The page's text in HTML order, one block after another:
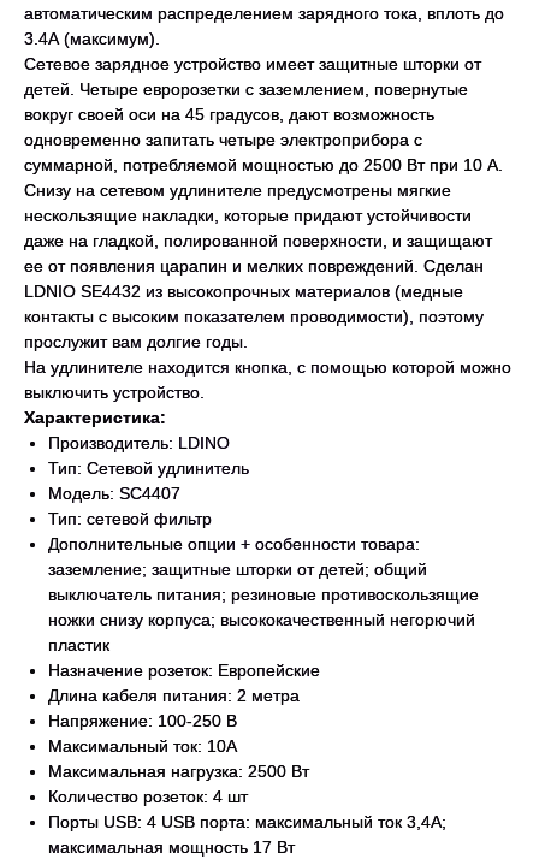
автоматическим распределением зарядного тока, вплоть до
3.4А (максимум).
Сетевое зарядное устройство имеет защитные шторки от
детей. Четыре евророзетки с заземлением, повернутые
вокруг своей оси на 45 градусов, дают возможность
одновременно запитать четыре электроприбора с
суммарной, потребляемой мощностью до 2500 Вт при 10 А.
Снизу на сетевом удлинителе предусмотрены мягкие
нескользящие накладки, которые придают устойчивости
даже на гладкой, полированной поверхности, и защищают
ее от появления царапин и мелких повреждений. Сделан
LDNIO SE4432 из высокопрочных материалов (медные
контакты с высоким показателем проводимости), поэтому
прослужит вам долгие годы.
На удлинителе находится кнопка, с помощью которой можно
выключить устройство.
Характеристика:
Производитель: LDINO
Тип: Сетевой удлинитель
Модель: SC4407
Тип: сетевой фильтр
Дополнительные опции + особенности товара:
заземление; защитные шторки от детей; общий
выключатель питания; резиновые противоскользящие
ножки снизу корпуса; высококачественный негорючий
пластик
Назначение розеток: Европейские
Длина кабеля питания: 2 метра
Напряжение: 100-250 В
Максимальный ток: 10А
Максимальная нагрузка: 2500 Вт
Количество розеток: 4 шт
Порты USB: 4 USB порта: максимальный ток 3,4А;
максимальная мощность 17 Вт